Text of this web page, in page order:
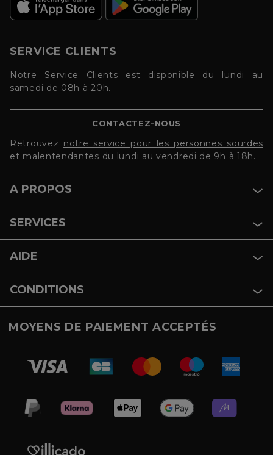
SERVICE CLIENTS
Notre Service Clients est disponible du lundi au
samedi de 08h à 20h.
CONTACTEZ-NOUS
Retrouvez notre service pour les personnes sourdes
et malentendantes du lundi au vendredi de 9h à 18h.
A PROPOS
SERVICES
AIDE
CONDITIONS
MOYENS DE PAIEMENT ACCEPTÉS